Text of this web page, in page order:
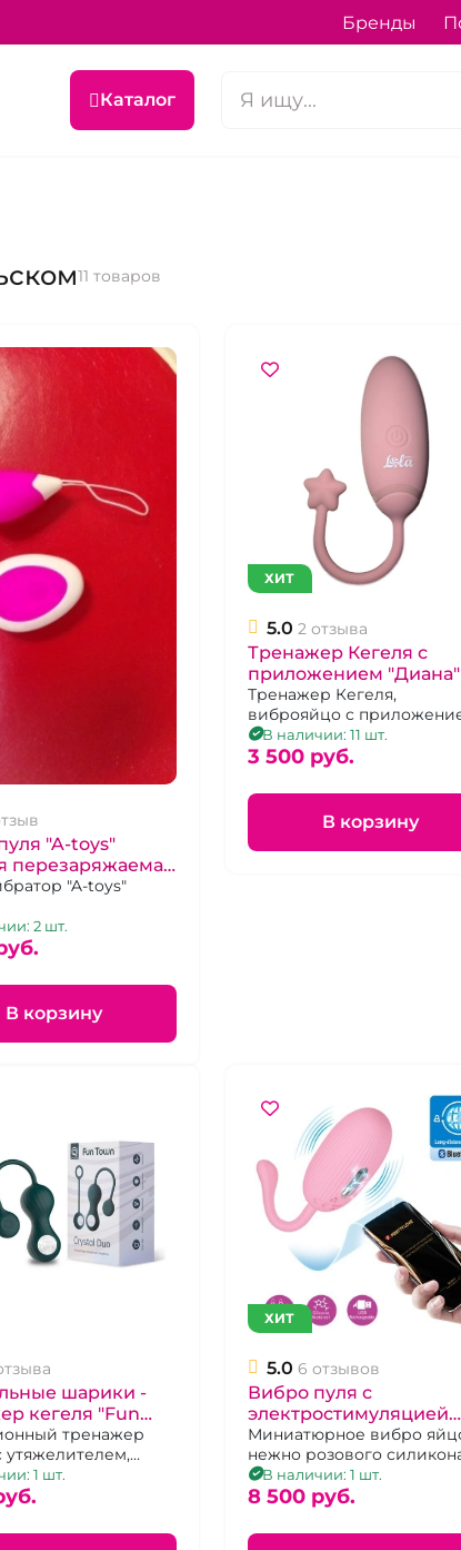
Бренды
Каталог
11 товаров
"A-toys"
перезаряжаемая
"A-toys"
2 шт.
В корзину
ХИТ
5.0 2 отзыва
Тренажер Кегеля с
приложением "Диана"
Тренажер Кегеля,
виброяйцо с
"Диана"
В наличии: 11 шт.
3 500 pуб.
В корзину
шарики -
кегеля "Fun
Duo
тренажер
утяжелителем,
шарик в
темно-зеленый,
1 шт.
ХИТ
5.0 6 отзывов
Вибро пуля с
электростимуляцией
"Pretty love" Doreen
управление с
приложения.
Миниатюрное вибро
нежно розового
В наличии: 1 шт.
8 500 pуб.